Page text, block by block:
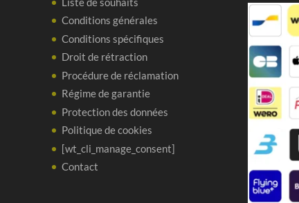
Conditions générales
Conditions spécifiques
Droit de rétraction
Procédure de réclamation
Régime de garantie
Protection des données
Politique de cookies
[wt_cli_manage_consent]
Contact